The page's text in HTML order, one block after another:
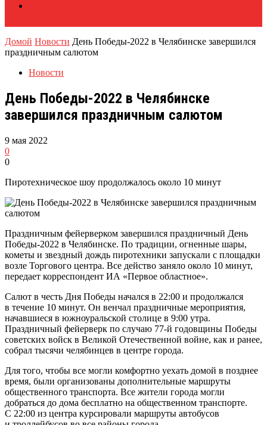
Домой Новости День Победы-2022 в Челябинске завершился
праздничным салютом
Новости
День Победы-2022 в Челябинске
завершился праздничным салютом
9 мая 2022
0
0
Пиротехническое шоу продолжалось около 10 минут
Праздничным фейерверком завершился праздничный День
Победы-2022 в Челябинске. По традиции, огненные шары,
кометы и звездный дождь пиротехники запускали с площадки
возле Торгового центра. Все действо заняло около 10 минут,
передает корреспондент ИА «Первое областное».
Салют в честь Дня Победы начался в 22:00 и продолжался
в течение 10 минут. Он венчал праздничные мероприятия,
начавшиеся в южноуральской столице в 9:00 утра.
Праздничный фейерверк по случаю 77-й годовщины Победы
советских войск в Великой Отечественной войне, как и ранее,
собрал тысячи челябинцев в центре города.
Для того, чтобы все могли комфортно уехать домой в позднее
время, были организованы дополнительные маршруты
общественного транспорта. Все жители города могли
добраться до дома бесплатно на общественном транспорте.
С 22:00 из центра курсировали маршруты автобусов